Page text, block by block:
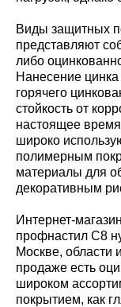
Виды защитных
представляют
либо
Нанесение
горячего
стойкость от
настоящее
широко
полимерным
материалы для
декоративным
Интернет-
профнастил С8
Москве, области
продаже есть
широком
покрытием, как